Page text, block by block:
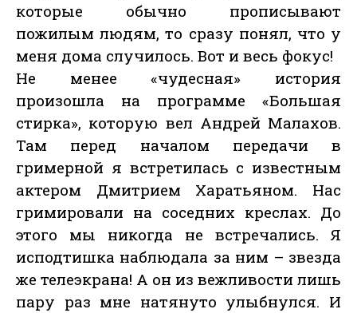
которые обычно прописывают
пожилым людям, то сразу понял, что у
меня дома случилось. Вот и весь фокус!
Не менее «чудесная» история
произошла на программе «Большая
стирка», которую вел Андрей Малахов.
Там перед началом передачи в
гримерной я встретилась с известным
актером Дмитрием Харатьяном. Нас
гримировали на соседних креслах. До
этого мы никогда не встречались. Я
исподтишка наблюдала за ним – звезда
же телеэкрана! А он из вежливости лишь
пару раз мне натянуто улыбнулся. И